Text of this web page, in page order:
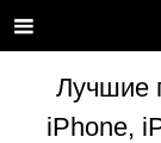
Лучшие
iPhone,